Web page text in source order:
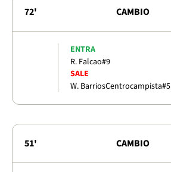
72' CAMBIO
ENTRA
R. Falcao#9
SALE
W. BarriosCentrocampista#5
51' CAMBIO